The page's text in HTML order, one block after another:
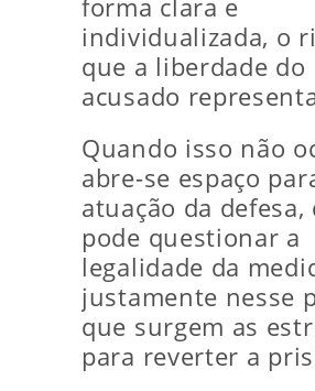
forma clara e
individualizada, o
que a liberdade do
acusado
Quando isso não
abre-se espaço
atuação da defesa,
pode questionar a
legalidade da
justamente nesse
que surgem as
para reverter a